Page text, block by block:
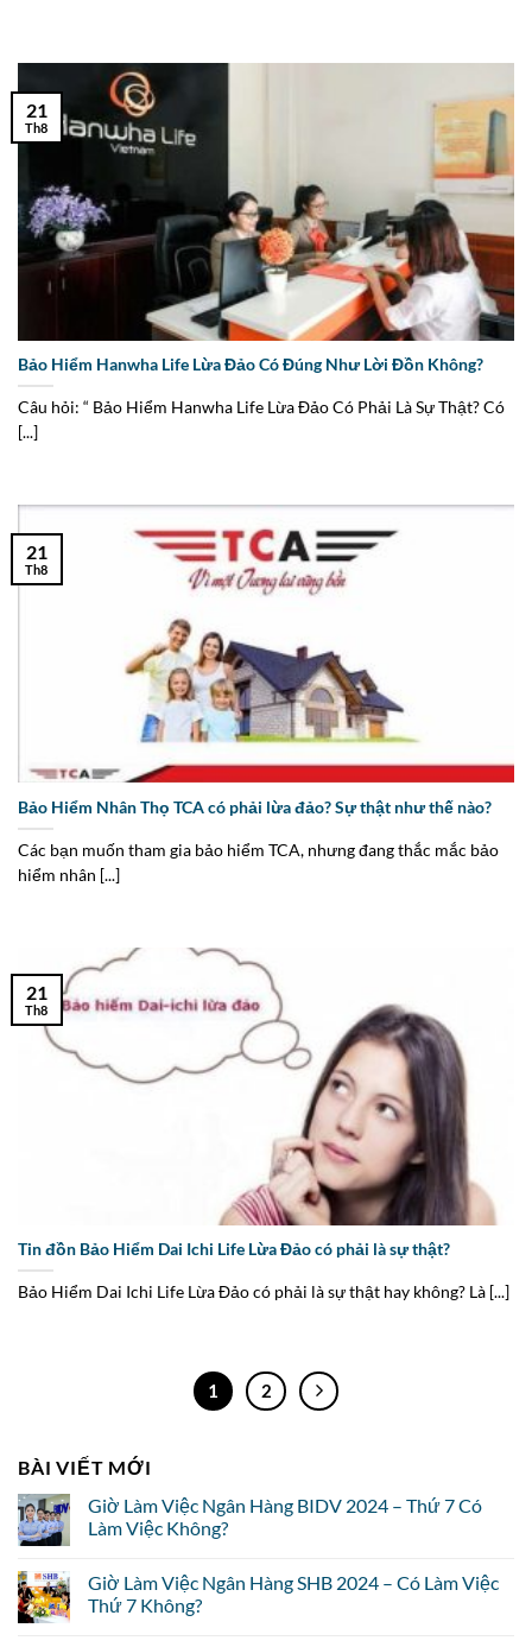
Bảo Hiểm Hanwha Life Lừa Đảo Có Đúng Như Lời Đồn Không?
Câu hỏi: “ Bảo Hiểm Hanwha Life Lừa Đảo Có Phải Là Sự Thật? Có
[...]
21
Th8
Bảo Hiểm Nhân Thọ TCA có phải lừa đảo? Sự thật như thế nào?
Các bạn muốn tham gia bảo hiểm TCA, nhưng đang thắc mắc bảo
hiểm nhân [...]
21
Th8
Tin đồn Bảo Hiểm Dai Ichi Life Lừa Đảo có phải là sự thật?
Bảo Hiểm Dai Ichi Life Lừa Đảo có phải là sự thật hay không? Là [...]
21
Th8
1 2
BÀI VIẾT MỚI
Giờ Làm Việc Ngân Hàng BIDV 2024 – Thứ 7 Có
Làm Việc Không?
Giờ Làm Việc Ngân Hàng SHB 2024 – Có Làm Việc
Thứ 7 Không?